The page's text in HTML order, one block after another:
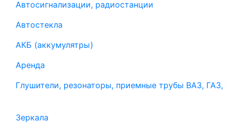
Автосигнализации, радиостанции
Автостекла
АКБ (аккумулятры)
Аренда
Глушители, резонаторы, приемные трубы ВАЗ, ГАЗ,
Зеркала